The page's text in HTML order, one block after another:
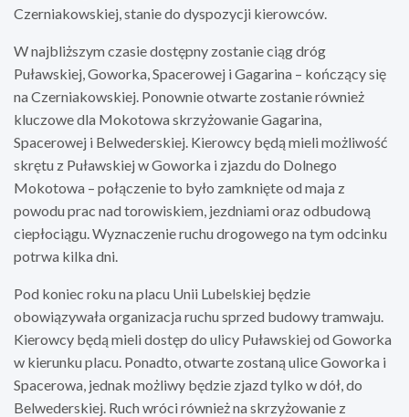
Czerniakowskiej, stanie do dyspozycji kierowców.
W najbliższym czasie dostępny zostanie ciąg dróg
Puławskiej, Goworka, Spacerowej i Gagarina – kończący się
na Czerniakowskiej. Ponownie otwarte zostanie również
kluczowe dla Mokotowa skrzyżowanie Gagarina,
Spacerowej i Belwederskiej. Kierowcy będą mieli możliwość
skrętu z Puławskiej w Goworka i zjazdu do Dolnego
Mokotowa – połączenie to było zamknięte od maja z
powodu prac nad torowiskiem, jezdniami oraz odbudową
ciepłociągu. Wyznaczenie ruchu drogowego na tym odcinku
potrwa kilka dni.
Pod koniec roku na placu Unii Lubelskiej będzie
obowiązywała organizacja ruchu sprzed budowy tramwaju.
Kierowcy będą mieli dostęp do ulicy Puławskiej od Goworka
w kierunku placu. Ponadto, otwarte zostaną ulice Goworka i
Spacerowa, jednak możliwy będzie zjazd tylko w dół, do
Belwederskiej. Ruch wróci również na skrzyżowanie z